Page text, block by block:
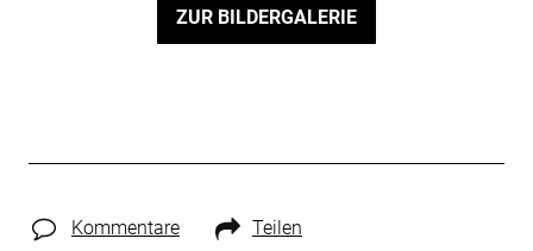
ZUR BILDERGALERIE
Kommentare Teilen